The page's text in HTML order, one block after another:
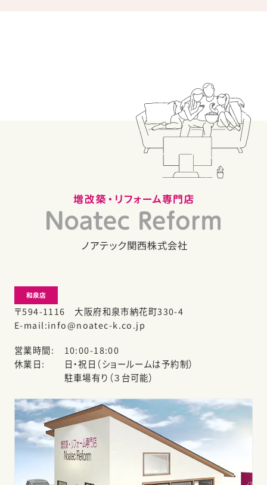
和泉店
〒594-1116 大阪府和泉市納花町330-4
E-mail info@noatec-k.co.jp
営業時間
10:00-18:00
休業日
日・祝日（ショールームは予約制）
駐車場有り（３台可能）